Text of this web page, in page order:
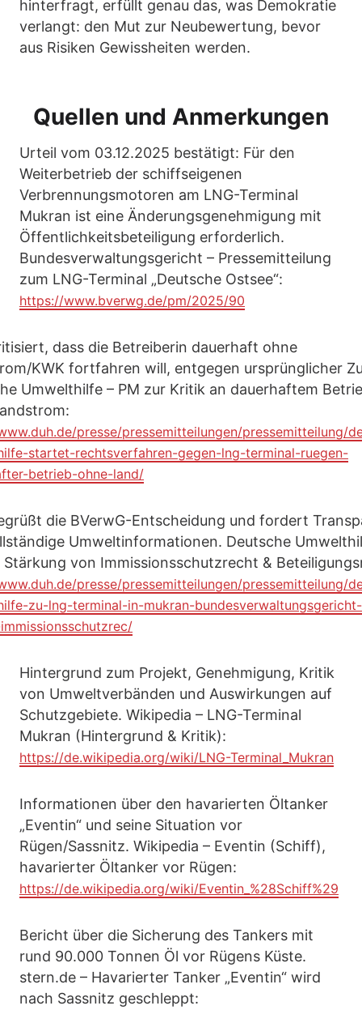
hinterfragt, erfüllt genau das, was Demokratie
verlangt: den Mut zur Neubewertung, bevor
aus Risiken Gewissheiten werden.
Quellen und Anmerkungen
Urteil vom 03.12.2025 bestätigt: Für den
Weiterbetrieb der schiffseigenen
Verbrennungsmotoren am LNG-Terminal
Mukran ist eine Änderungsgenehmigung mit
Öffentlichkeitsbeteiligung erforderlich.
Bundesverwaltungsgericht – Pressemitteilung
zum LNG-Terminal „Deutsche Ostsee“:
https://www.bverwg.de/pm/2025/90
dass die Betreiberin dauerhaft ohne
KWK fortfahren will, entgegen ursprünglicher
Umwelthilfe – PM zur Kritik an dauerhaftem
presse/pressemitteilungen/pressemitteilung/
startet-rechtsverfahren-gegen-lng-terminal-ruegen-
betrieb-ohne-land/
die BVerwG-Entscheidung und fordert
Umweltinformationen. Deutsche
Stärkung von Immissionsschutzrecht &
presse/pressemitteilungen/pressemitteilung/
zu-lng-terminal-in-mukran-bundesverwaltungsgericht-
Hintergrund zum Projekt, Genehmigung, Kritik
von Umweltverbänden und Auswirkungen auf
Schutzgebiete. Wikipedia – LNG-Terminal
Mukran (Hintergrund & Kritik):
https://de.wikipedia.org/wiki/LNG-Terminal_Mukran
Informationen über den havarierten Öltanker
„Eventin“ und seine Situation vor
Rügen/Sassnitz. Wikipedia – Eventin (Schiff),
havarierter Öltanker vor Rügen:
https://de.wikipedia.org/wiki/Eventin_%28Schiff%29
Bericht über die Sicherung des Tankers mit
rund 90.000 Tonnen Öl vor Rügens Küste.
stern.de – Havarierter Tanker „Eventin“ wird
nach Sassnitz geschleppt: